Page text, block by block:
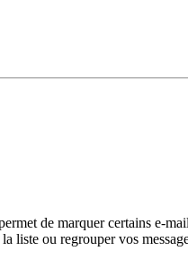
de marquer certains e-
ou regrouper vos